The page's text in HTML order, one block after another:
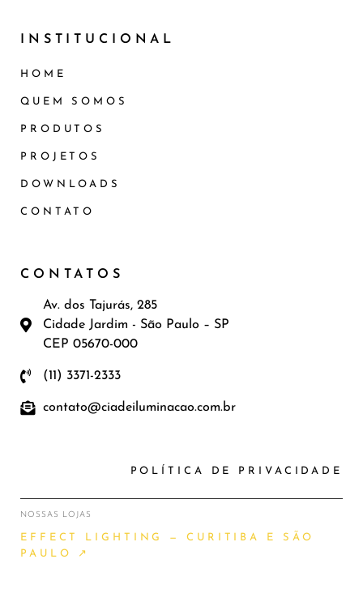
INSTITUCIONAL
HOME
QUEM SOMOS
PRODUTOS
PROJETOS
DOWNLOADS
CONTATO
CONTATOS
Av. dos Tajurás, 285
Cidade Jardim - São Paulo – SP
CEP 05670-000
(11) 3371-2333
contato@ciadeiluminacao.com.br
POLÍTICA DE PRIVACIDADE
NOSSAS LOJAS
EFFECT LIGHTING — CURITIBA E SÃO
PAULO ↗